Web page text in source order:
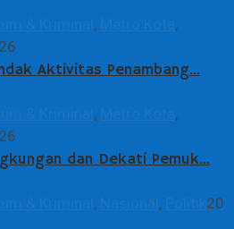
,
,
Aktivitas Penambang…
,
,
dan Dekati Pemuk…
, ,
20